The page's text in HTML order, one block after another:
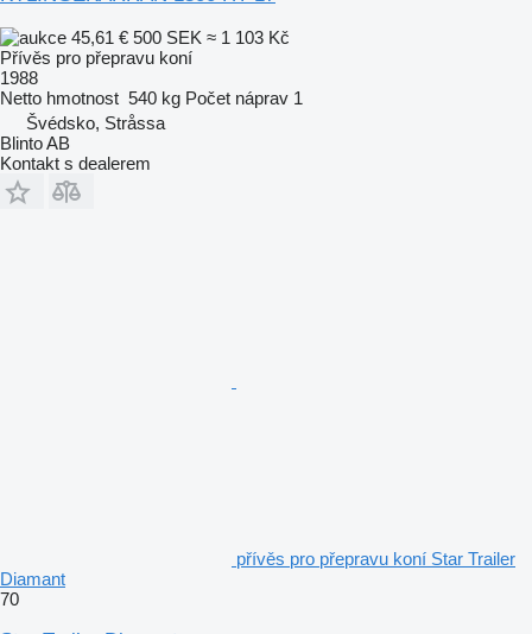
45,61 € 500 SEK ≈ 1 103 Kč
Přívěs pro přepravu koní
1988
Netto hmotnost 540 kg Počet náprav 1
Švédsko, Stråssa
Blinto AB
Kontakt s dealerem
přívěs pro přepravu koní Star Trailer
Diamant
70